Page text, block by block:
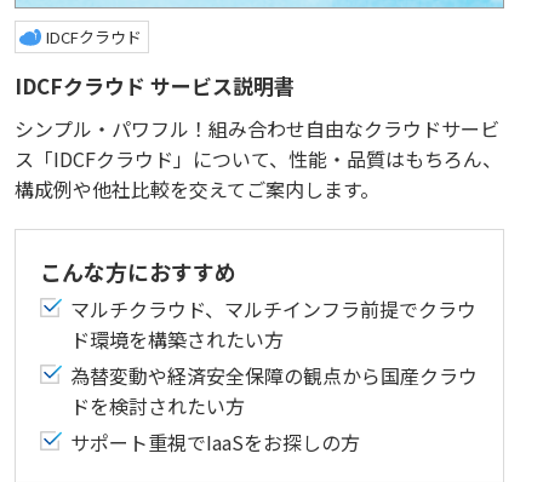
IDCFクラウド
IDCFクラウド サービス説明書
シンプル・パワフル！組み合わせ自由なクラウドサービ
ス「IDCFクラウド」について、性能・品質はもちろん、
構成例や他社比較を交えてご案内します。
こんな方におすすめ
マルチクラウド、マルチインフラ前提でクラウ
ド環境を構築されたい方
為替変動や経済安全保障の観点から国産クラウ
ドを検討されたい方
サポート重視でIaaSをお探しの方